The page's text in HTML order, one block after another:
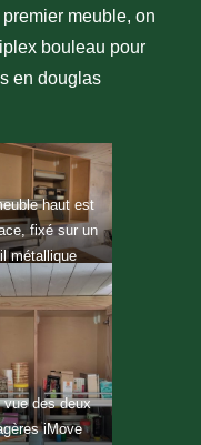
meuble, on
bouleau pour
en douglas
haut est
fixé sur un
métallique
au mur.
vue des deux
iMove